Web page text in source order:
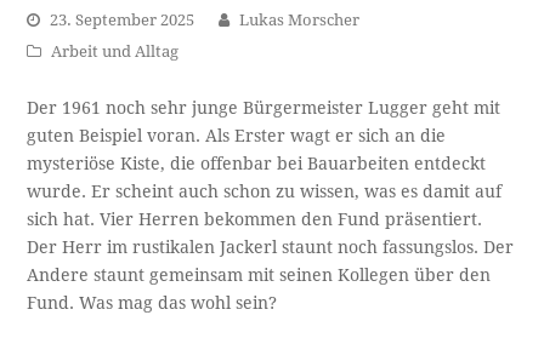
23. September 2025
Lukas Morscher
Arbeit und Alltag
Der 1961 noch sehr junge Bürgermeister Lugger geht mit
guten Beispiel voran. Als Erster wagt er sich an die
mysteriöse Kiste, die offenbar bei Bauarbeiten entdeckt
wurde. Er scheint auch schon zu wissen, was es damit auf
sich hat. Vier Herren bekommen den Fund präsentiert.
Der Herr im rustikalen Jackerl staunt noch fassungslos. Der
Andere staunt gemeinsam mit seinen Kollegen über den
Fund. Was mag das wohl sein?